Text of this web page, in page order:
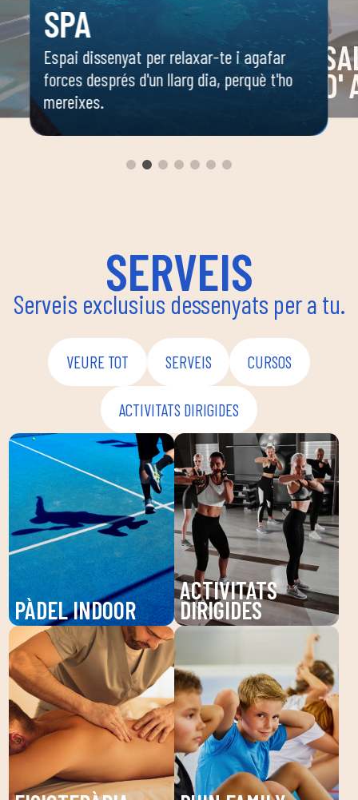
SPA
Espai dissenyat per relaxar-te i agafar
forces després d'un llarg dia, perquè t'ho
mereixes.
D'
SERVEIS
Serveis exclusius dessenyats per a tu.
VEURE TOT SERVEIS CURSOS
ACTIVITATS DIRIGIDES
PÀDEL INDOOR
Gaudeix del pàdel a
DUIN SPORTS CLUB, un
esport dinàmic que
millora la teva agilitat i
resistència. Les nostres
pistes d'alta qualitat
són perfectes per a tots
els nivells. Veuen i juga
ACTIVITATS
DIRIGIDES
Descobreix les nostres
activitats dirigides a
DUIN SPORTS CLUB:
Pilates, Zumba,
BodyPump i més. Millora
la teva salut i benestar
amb entrenaments
guiats per tècnics